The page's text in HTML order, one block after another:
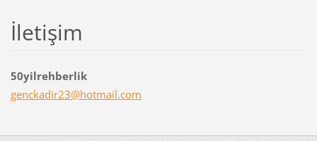
İletişim
50yilrehberlik
genckadir23@hotmail.com